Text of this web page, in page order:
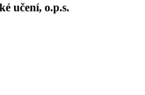
učení, o.p.s.